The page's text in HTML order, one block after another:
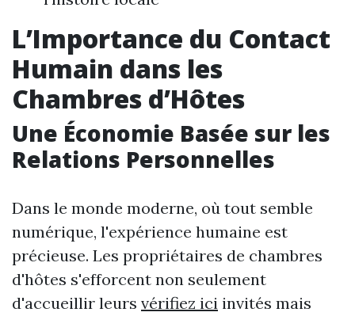
L’Importance du Contact
Humain dans les
Chambres d’Hôtes
Une Économie Basée sur les
Relations Personnelles
Dans le monde moderne, où tout semble
numérique, l'expérience humaine est
précieuse. Les propriétaires de chambres
d'hôtes s'efforcent non seulement
d'accueillir leurs vérifiez ici invités mais